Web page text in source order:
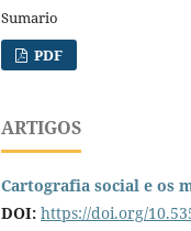
Sumario
PDF
ARTIGOS
Cartografia social e os
DOI: https://doi.org/